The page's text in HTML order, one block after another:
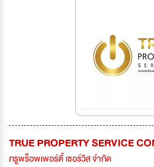
TRUE PROPERTY SERVICE
ทรูพร็อพเพอร์ตี้ เซอร์วิส จำกัด